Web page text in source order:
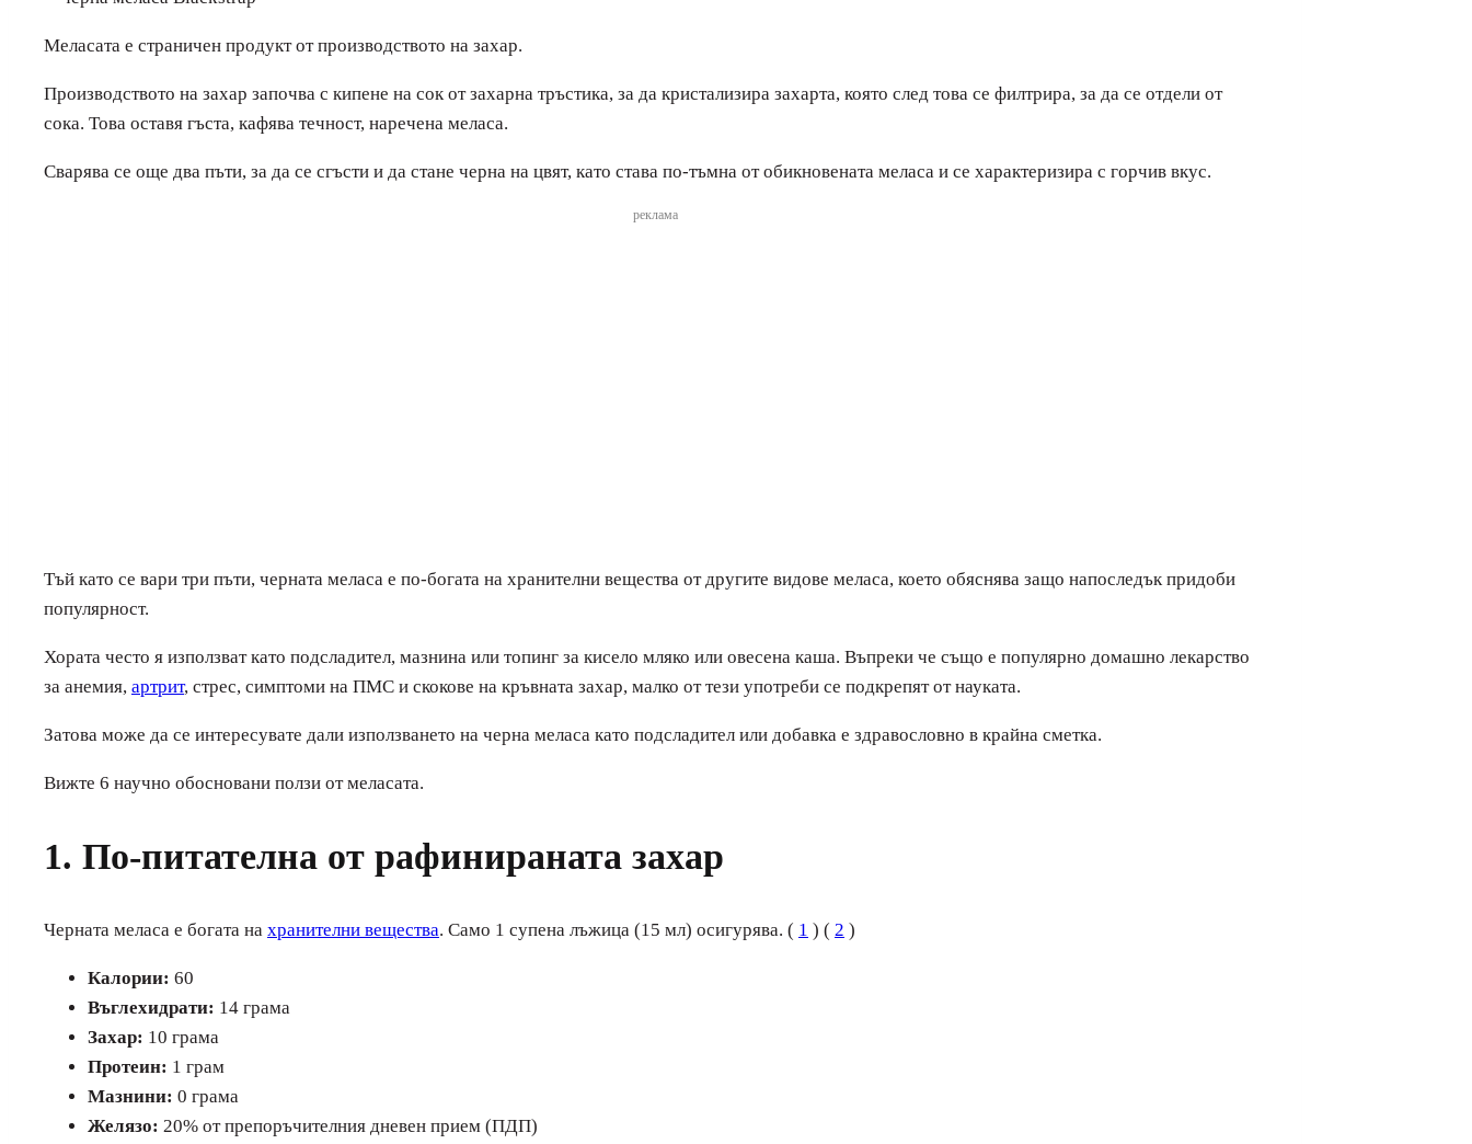
Меласата е страничен продукт от производството на захар.
Производството на захар започва с кипене на сок от захарна тръстика, за да кристализира захарта, която след това се филтрира, за да се отдели от
сока. Това оставя гъста, кафява течност, наречена меласа.
Сварява се още два пъти, за да се сгъсти и да стане черна на цвят, като става по-тъмна от обикновената меласа и се характеризира с горчив вкус.
реклама
Тъй като се вари три пъти, черната меласа е по-богата на хранителни вещества от другите видове меласа, което обяснява защо напоследък придоби
популярност.
Хората често я използват като подсладител, мазнина или топинг за кисело мляко или овесена каша. Въпреки че също е популярно домашно лекарство
за анемия, артрит, стрес, симптоми на ПМС и скокове на кръвната захар, малко от тези употреби се подкрепят от науката.
Затова може да се интересувате дали използването на черна меласа като подсладител или добавка е здравословно в крайна сметка.
Вижте 6 научно обосновани ползи от меласата.
1. По-питателна от рафинираната захар
Черната меласа е богата на хранителни вещества. Само 1 супена лъжица (15 мл) осигурява. ( 1 ) ( 2 )
Калории: 60
Въглехидрати: 14 грама
Захар: 10 грама
Протеин: 1 грам
Мазнини: 0 грама
Желязо: 20% от препоръчителния дневен прием (ПДП)